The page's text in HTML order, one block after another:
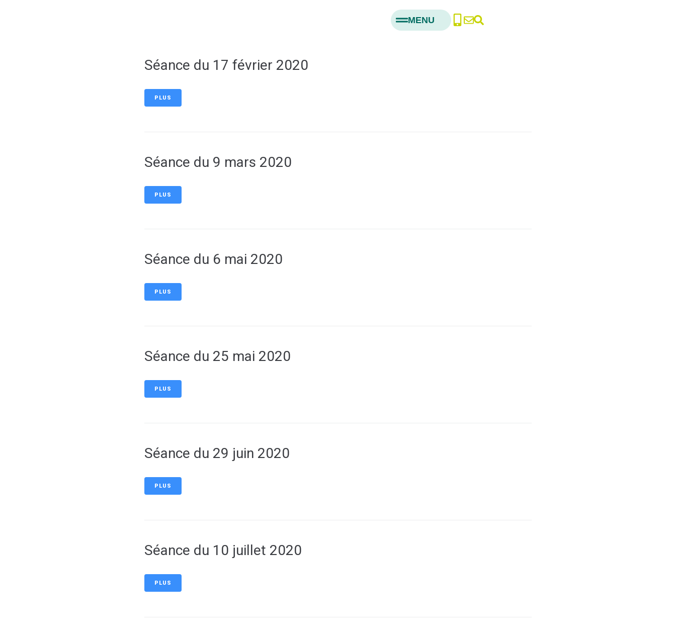
MENU
Séance du 17 février 2020
PLUS
Séance du 9 mars 2020
PLUS
Séance du 6 mai 2020
PLUS
Séance du 25 mai 2020
PLUS
Séance du 29 juin 2020
PLUS
Séance du 10 juillet 2020
PLUS